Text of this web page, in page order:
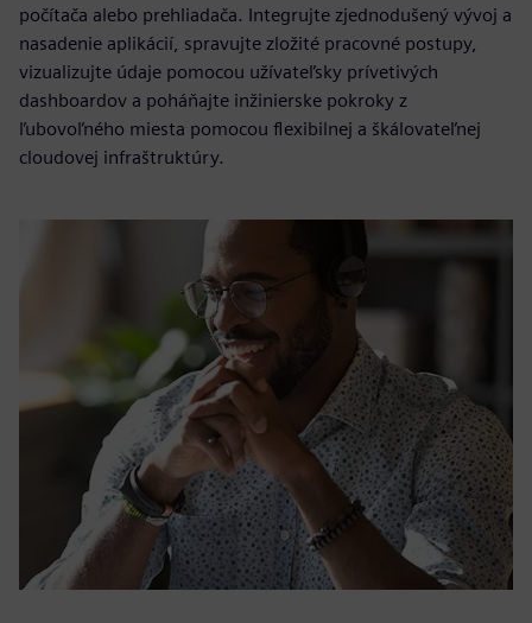
počítača alebo prehliadača. Integrujte zjednodušený vývoj a
nasadenie aplikácií, spravujte zložité pracovné postupy,
vizualizujte údaje pomocou užívateľsky prívetivých
dashboardov a poháňajte inžinierske pokroky z
ľubovoľného miesta pomocou flexibilnej a škálovateľnej
cloudovej infraštruktúry.